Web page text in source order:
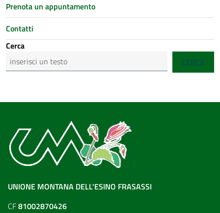
Prenota un appuntamento
Contatti
Cerca
CERCA
UNIONE MONTANA DELL'ESINO FRASASSI
CF81002870426